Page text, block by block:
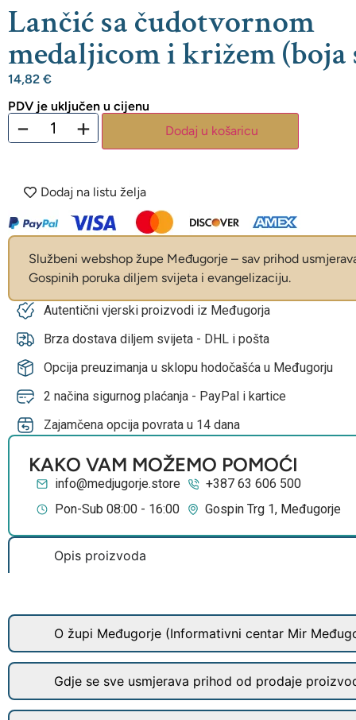
Lančić sa čudotvornom
medaljicom i križem (boja
14,82 €
PDV je uključen u cijenu
− + Dodaj u košaricu
Dodaj na listu želja
Službeni webshop župe Međugorje – sav prihod
Gospinih poruka diljem svijeta i evangelizaciju.
Autentični vjerski proizvodi iz Međugorja
Brza dostava diljem svijeta - DHL i pošta
Opcija preuzimanja u sklopu hodočašća u Međugorju
2 načina sigurnog plaćanja - PayPal i kartice
Zajamčena opcija povrata u 14 dana
KAKO VAM MOŽEMO POMOĆI
info@medjugorje.store
+387 63 606 500
Pon-Sub 08:00 - 16:00
Gospin Trg 1, Međugorje
Opis proizvoda
O župi Međugorje (Informativni centar Mir
Gdje se sve usmjerava prihod od prodaje